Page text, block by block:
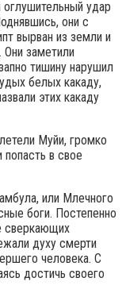
удар
они с
вырван из земли и
заметили
тишину нарушил
белых какаду,
этих какаду
Муйи, громко
в свое
или Млечного
боги. Постепенно
сверкающих
духу смерти
человека. С
достичь своего